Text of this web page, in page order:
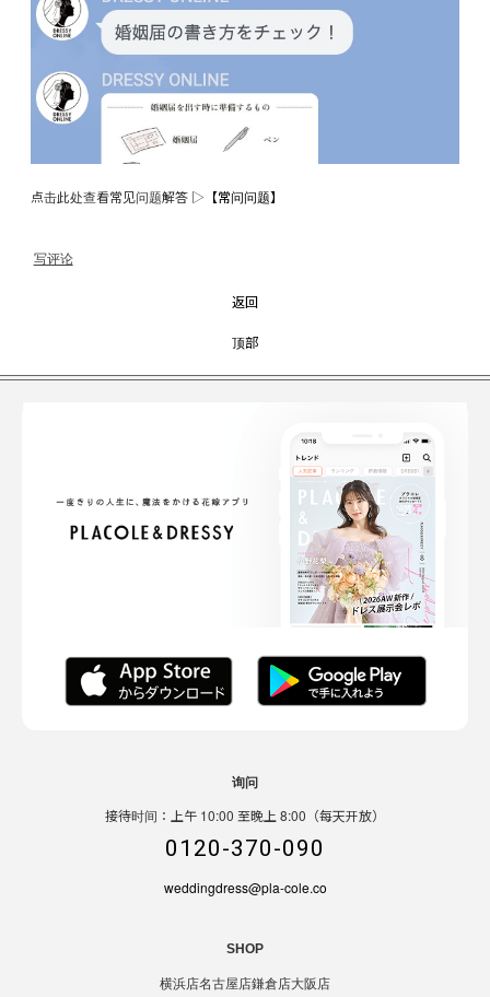
点击此处查看常见问题解答 ▷ 【常问问题】
写评论
返回
顶部
询问
接待时间：上午 10:00 至晚上 8:00（每天开放）
0120-370-090
weddingdress@pla-cole.co
SHOP
横浜店名古屋店鎌倉店大阪店